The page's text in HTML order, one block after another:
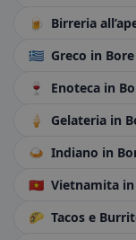
🍺 Birreria
🇬🇷 Greco in Bore
🍷
Enoteca in
🍦
Gelateria in
🍛 Indiano in
🇻🇳 Vietnamita
🌮 Tacos e